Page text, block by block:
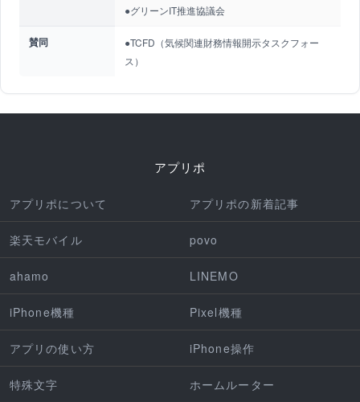
●グリーンIT推進協議会
賛同
●TCFD（気候関連財務情報開示タスクフォー
ス）
アプリポ
アプリポについて アプリポの新着記事
楽天モバイル povo
ahamo LINEMO
iPhone機種 Pixel機種
アプリの使い方 iPhone操作
特殊文字 ホームルーター